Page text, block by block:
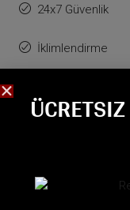
24x7 Güvenlik
İklimlendirme